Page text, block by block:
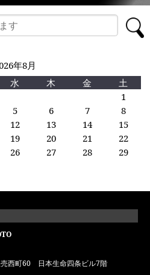
年8月
水 木 金
土
1
5 6 7
8
12 13 14
15
19 20 21
22
26 27 28
29
西町60 日本生命四条ビル7階